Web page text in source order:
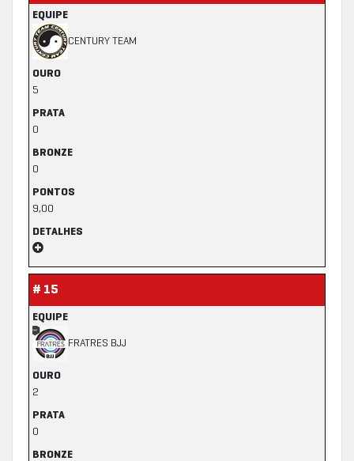
EQUIPE
CENTURY TEAM
OURO
5
PRATA
0
BRONZE
0
PONTOS
9,00
DETALHES
# 15
EQUIPE
FRATRES BJJ
OURO
2
PRATA
0
BRONZE